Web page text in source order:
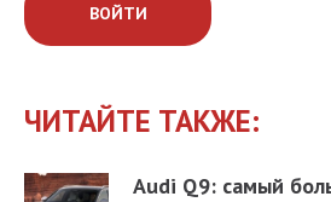
ВОЙТИ
ЧИТАЙТЕ ТАКЖЕ:
Audi Q9: самый